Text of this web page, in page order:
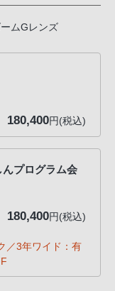
ムGレンズ
180,400円(税込)
プログラム会
180,400円(税込)
／3年ワイド：有